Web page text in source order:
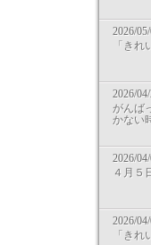
2026/
「き
2026/
がんば
かない
2026/
４月
2026/
「き